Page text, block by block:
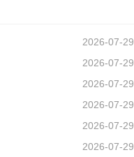
2026-07-29
2026-07-29
2026-07-29
2026-07-29
2026-07-29
2026-07-29